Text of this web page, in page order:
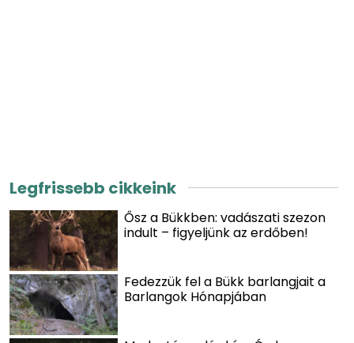
Legfrissebb cikkeink
Ősz a Bükkben: vadászati szezon
indult – figyeljünk az erdőben!
Fedezzük fel a Bükk barlangjait a
Barlangok Hónapjában